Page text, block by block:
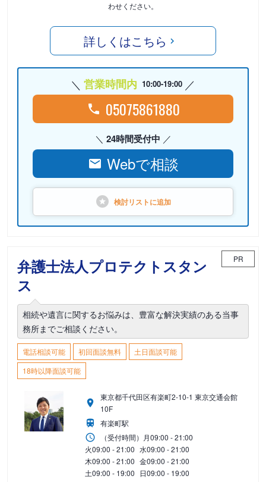
わせください。
詳しくはこちら
営業時間内 10:00-19:00
05075861880
24時間受付中
Webで相談
検討リストに追加
弁護士法人プロテクトスタン
ス
PR
相続や遺言に関するお悩みは、豊富な解決実績のある当事
務所までご相談ください。
電話相談可能 初回面談無料
土日面談可能
18時以降面談可能
東京都千代田区有楽町2-10-1 東京交通会館
10F
有楽町駅
（受付時間） 月09:00 - 21:00
火09:00 - 21:00 水09:00 - 21:00
木09:00 - 21:00 金09:00 - 21:00
土09:00 - 19:00 日09:00 - 19:00